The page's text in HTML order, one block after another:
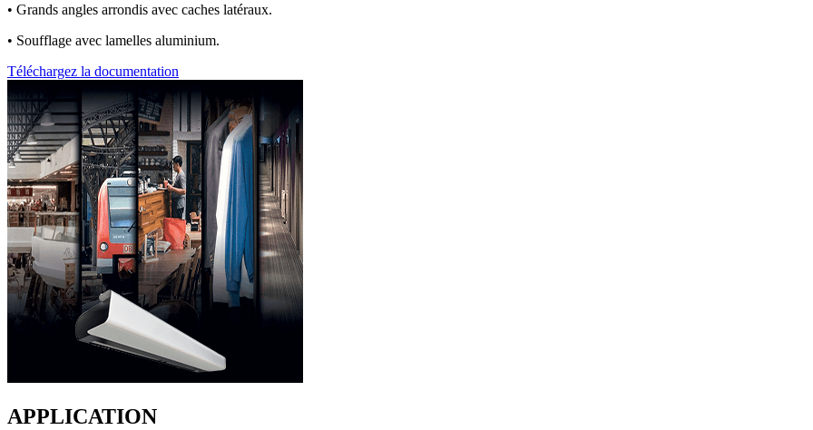
• Grands angles arrondis avec caches latéraux.
• Soufflage avec lamelles aluminium.
Téléchargez la documentation
APPLICATION